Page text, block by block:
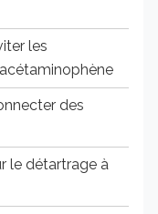
les
des
le détartrage à